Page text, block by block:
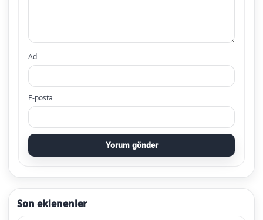
Ad
E-posta
Yorum gönder
Son eklenenler